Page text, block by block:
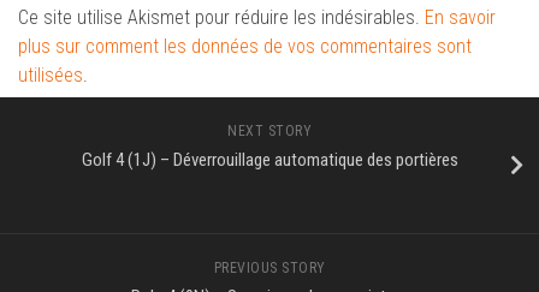
Ce site utilise Akismet pour réduire les indésirables. En savoir
plus sur comment les données de vos commentaires sont
utilisées.
NEXT STORY
Golf 4 (1J) – Déverrouillage automatique des portières
PREVIOUS STORY